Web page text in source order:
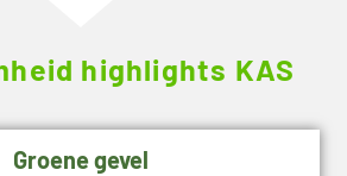
highlights KAS
Groene gevel